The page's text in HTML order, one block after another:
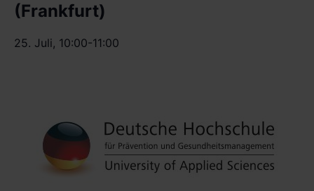
(Frankfurt)
25. Juli, 10:00-11:00